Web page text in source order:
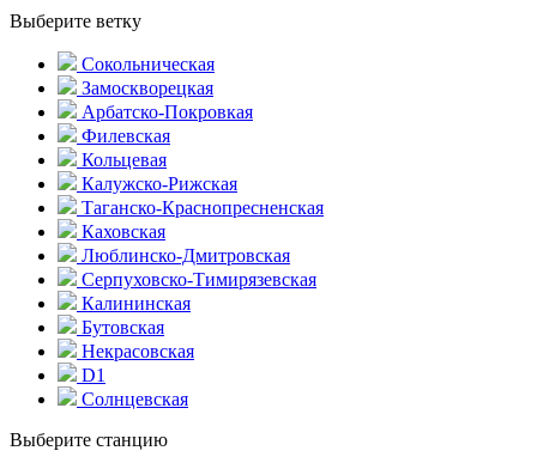
Выберите ветку
Сокольническая
Замоскворецкая
Арбатско-Покровкая
Филевская
Кольцевая
Калужско-Рижская
Таганско-Краснопресненская
Каховская
Люблинско-Дмитровская
Серпуховско-Тимирязевская
Калининская
Бутовская
Некрасовская
D1
Солнцевская
Выберите станцию